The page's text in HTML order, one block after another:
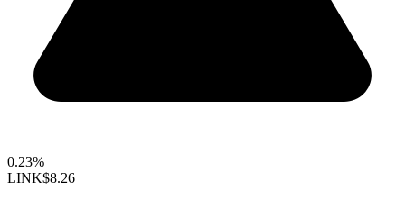
0.23%
LINK$8.26